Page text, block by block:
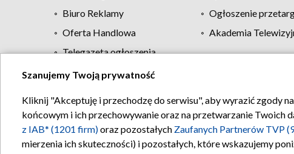
Biuro Reklamy
Ogłoszenie
Oferta Handlowa
Akademia
Telegazeta ogłoszenia
Regulamin TVP
Szanujemy Twoją prywatność
Kliknij "Akceptuję i przechodzę do serwisu", aby wyrazić zgody
końcowym i ich przechowywanie oraz na przetwarzanie Twoich
z IAB* (1201 firm)oraz pozostałych Zaufanych Partnerów TVP
mierzenia ich skuteczności) i pozostałych, które wskazujemy